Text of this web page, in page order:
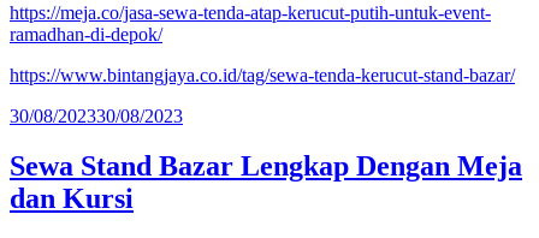
https://meja.co/jasa-sewa-tenda-atap-kerucut-putih-untuk-event-
ramadhan-di-depok/
https://www.bintangjaya.co.id/tag/sewa-tenda-kerucut-stand-bazar/
Diposkan
30/08/202330/08/2023
Sewa Stand Bazar Lengkap Dengan Meja
dan Kursi